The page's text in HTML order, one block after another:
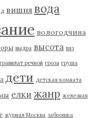
вишня вода
вологодчина
выдра высота вяз
гравилат речной гроза груша
дети детская комната
елки жанр железная
журнал Москва заброшка